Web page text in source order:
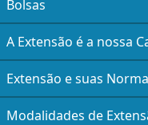
Bolsas
A Extensão é a nossa
Extensão e suas
Modalidades de